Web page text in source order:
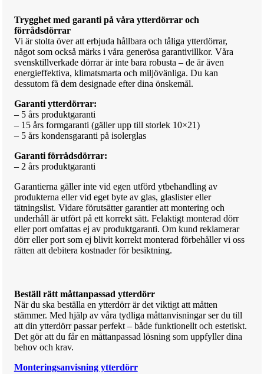
Trygghet med garanti på våra ytterdörrar och
förrådsdörrar
Vi är stolta över att erbjuda hållbara och tåliga ytterdörrar,
något som också märks i våra generösa garantivillkor. Våra
svensktillverkade dörrar är inte bara robusta – de är även
energieffektiva, klimatsmarta och miljövänliga. Du kan
dessutom få dem designade efter dina önskemål.
Garanti ytterdörrar:
– 5 års produktgaranti
– 15 års formgaranti (gäller upp till storlek 10×21)
– 5 års kondensgaranti på isolerglas
Garanti förrådsdörrar:
– 2 års produktgaranti
Garantierna gäller inte vid egen utförd ytbehandling av
produkterna eller vid eget byte av glas, glaslister eller
tätningslist. Vidare förutsätter garantier att montering och
underhåll är utfört på ett korrekt sätt. Felaktigt monterad dörr
eller port omfattas ej av produktgaranti. Om kund reklamerar
dörr eller port som ej blivit korrekt monterad förbehåller vi oss
rätten att debitera kostnader för besiktning.
Beställ rätt måttanpassad ytterdörr
När du ska beställa en ytterdörr är det viktigt att måtten
stämmer. Med hjälp av våra tydliga måttanvisningar ser du till
att din ytterdörr passar perfekt – både funktionellt och estetiskt.
Det gör att du får en måttanpassad lösning som uppfyller dina
behov och krav.
Monteringsanvisning ytterdörr